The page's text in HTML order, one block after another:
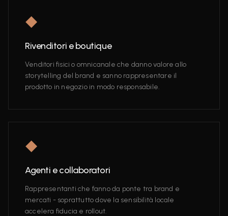
◆
Rivenditori e boutique
Venditori fisici o omnicanale che danno valore allo
storytelling del brand e sanno rappresentare il
prodotto in negozio in modo responsabile.
◆
Agenti e collaboratori
Rappresentanti che fanno da ponte tra brand e
mercati - soprattutto dove la sensibilità locale
accelera fiducia e rollout.